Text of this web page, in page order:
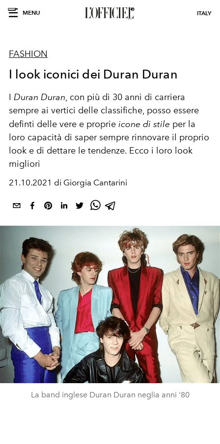
MENU ITALY
FASHION
I look iconici dei Duran Duran
I Duran Duran, con più di 30 anni di carriera
sempre ai vertici delle classifiche, posso essere
definti delle vere e proprie icone di stile per la
loro capacità di saper sempre rinnovare il proprio
look e di dettare le tendenze. Ecco i loro look
migliori
21.10.2021 di Giorgia Cantarini
La band inglese Duran Duran neglia anni '80